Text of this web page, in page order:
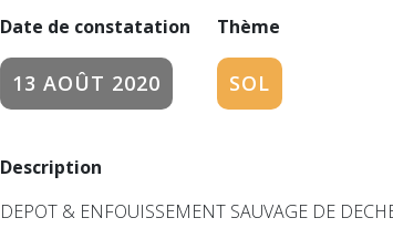
Date de constatation
13 AOÛT 2020
Thème
SOL
Description
DEPOT & ENFOUISSEMENT SAUVAGE DE